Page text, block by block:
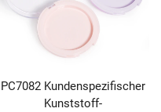
PC7082 Kundenspezifischer
Kunststoff-